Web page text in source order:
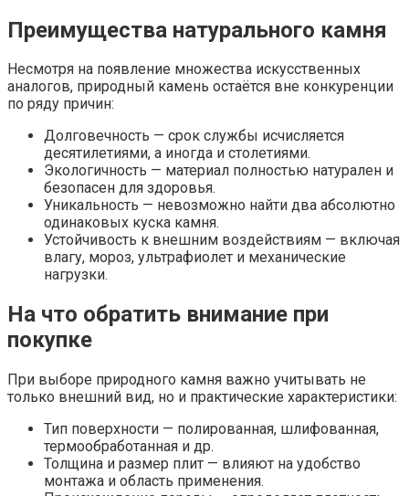
Преимущества натурального камня
Несмотря на появление множества искусственных
аналогов, природный камень остаётся вне конкуренции
по ряду причин:
Долговечность — срок службы исчисляется
десятилетиями, а иногда и столетиями.
Экологичность — материал полностью натурален и
безопасен для здоровья.
Уникальность — невозможно найти два абсолютно
одинаковых куска камня.
Устойчивость к внешним воздействиям — включая
влагу, мороз, ультрафиолет и механические
нагрузки.
На что обратить внимание при
покупке
При выборе природного камня важно учитывать не
только внешний вид, но и практические характеристики:
Тип поверхности — полированная, шлифованная,
термообработанная и др.
Толщина и размер плит — влияют на удобство
монтажа и область применения.